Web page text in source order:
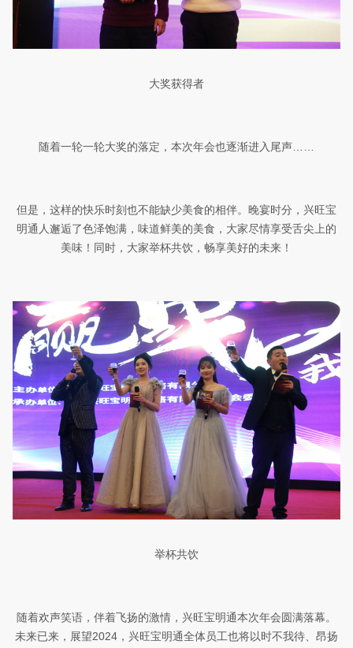
大奖获得者
随着一轮一轮大奖的落定，本次年会也逐渐进入尾声……
但是， 这样的快乐时刻也不能缺少美食的相伴。晚宴时分，兴旺宝
明通人邂逅了色泽饱满 ， 味道鲜美的美食，大家尽情享受舌尖上的
美味 ！同时，大家举杯共饮，畅享美好的未来！
举杯共饮
随着欢声笑语，伴着飞扬的激情， 兴旺宝明通本次年会圆满落幕。
未来已来，展望2024 ， 兴旺宝明通全体员工也将以时不我待、昂扬